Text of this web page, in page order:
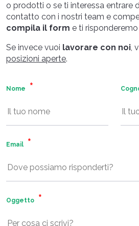
o prodotti o se ti interessa entrare
contatto con i nostri team e
compila il form e ti
Se invece vuoi lavorare con noi,
posizioni aperte.
Nome
Email
Oggetto